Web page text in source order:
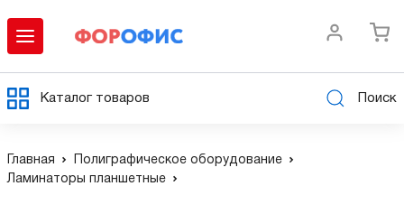
Каталог товаров Поиск
Главная
Полиграфическое оборудование
Ламинаторы планшетные